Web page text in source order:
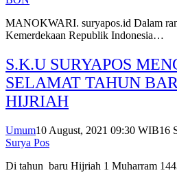
MANOKWARI. suryapos.id Dalam
Kemerdekaan Republik Indonesia…
S.K.U SURYAPOS
SELAMAT TAHUN
HIJRIAH
Umum10 August, 2021 09:30 WIB16
Surya Pos
Di tahun baru Hijriah 1 Muharram